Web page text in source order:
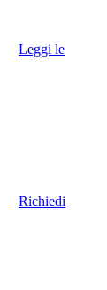
Leggi le
Richiedi